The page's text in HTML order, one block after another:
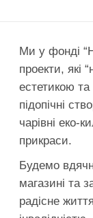
Ми у фонді
проекти, які
естетикою
підопічні
чарівні еко-
прикраси.
Будемо
магазині та
радісне